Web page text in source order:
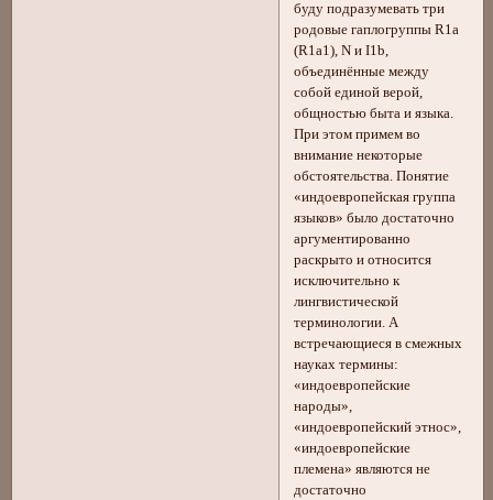
буду подразумевать три
родовые гаплогруппы R1a
(R1a1), N и I1b,
объединённые между
собой единой верой,
общностью быта и языка.
При этом примем во
внимание некоторые
обстоятельства. Понятие
«индоевропейская группа
языков» было достаточно
аргументированно
раскрыто и относится
исключительно к
лингвистической
терминологии. А
встречающиеся в смежных
науках термины:
«индоевропейские
народы»,
«индоевропейский этнос»,
«индоевропейские
племена» являются не
достаточно